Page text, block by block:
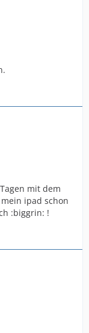
mit dem
ipad schon
:biggrin: !